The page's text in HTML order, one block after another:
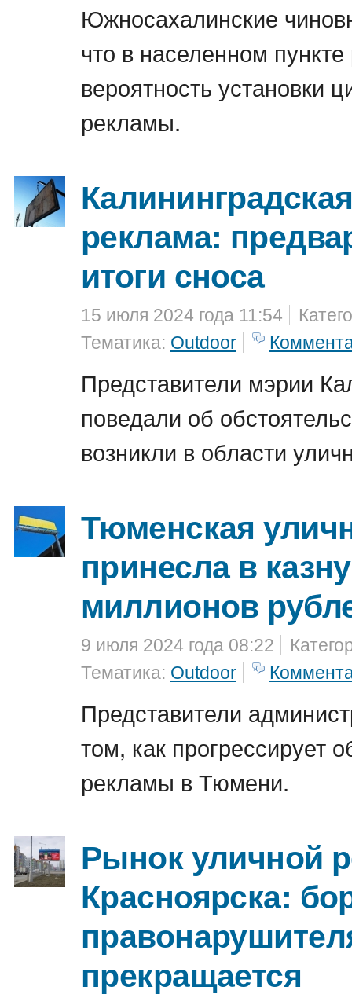
Южносахалинские
что в населенном
вероятность установки
рекламы.
реклама:
итоги сноса
15 июля 2024 года 11:54
Тематика: Outdoor
Представители мэрии
поведали об
возникли в области
Тюменская
принесла в
миллионов
9 июля 2024 года 08:22
Тематика: Outdoor
Представители
том, как прогрессирует
рекламы в Тюмени.
Рынок уличной
Красноярска:
прекращается